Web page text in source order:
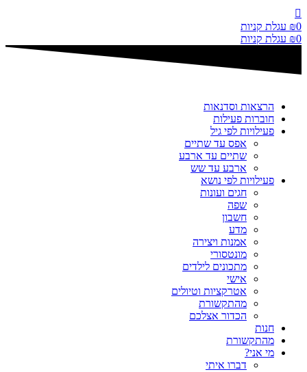
דלג
לתוכן
₪0
עגלת קניות
₪0 עגלת קניות
הרצאות וסדנאות
חוברות פעילות
פעילויות לפי גיל
אפס עד שתיים
שתיים עד ארבע
ארבע עד שש
פעילויות לפי נושא
חגים ועונות
שפה
חשבון
מדע
אמנות ויצירה
מונטסורי
מתכונים לילדים
אישי
אטרקציות וטיולים
מהתקשורת
הכדור אצלכם
חנות
מהתקשורת
מי אני?
דברו איתי